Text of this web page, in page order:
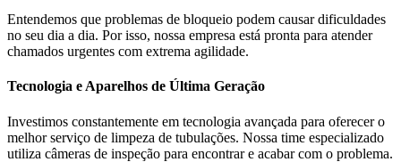
Entendemos que problemas de bloqueio podem causar dificuldades
no seu dia a dia. Por isso, nossa empresa está pronta para atender
chamados urgentes com extrema agilidade.
Tecnologia e Aparelhos de Última Geração
Investimos constantemente em tecnologia avançada para oferecer o
melhor serviço de limpeza de tubulações. Nossa time especializado
utiliza câmeras de inspeção para encontrar e acabar com o problema.